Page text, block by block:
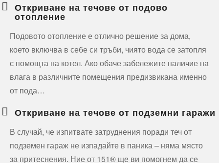
Откриване на течове от подово
отопление
Подовото отопление е отлично решение за дома,
което включва в себе си тръби, чиято вода се затопля
с помощта на котел. Ако обаче забележите наличие на
влага в различните помещения предизвикана именно
от пода…
Откриване на течове от подземни гаражи
В случай, че изпитвате затруднения поради теч от
подземен гараж не изпадайте в паника – няма място
за притеснения. Ние от 151® ще ви помогнем да се